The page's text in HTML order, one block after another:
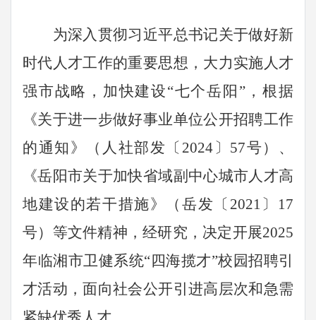
为深入贯彻习近平总书记关于做好新
时代人才工作的重要思想，大力实施人才
强市战略，加快建设“七个岳阳”，根据
《关于进一步做好事业单位公开招聘工作
的通知》（人社部发〔2024〕57号）、
《岳阳市关于加快省域副中心城市人才高
地建设的若干措施》（岳发〔2021〕17
号）等文件精神，经研究，决定开展2025
年临湘市卫健系统“四海揽才”校园招聘引
才活动，面向社会公开引进高层次和急需